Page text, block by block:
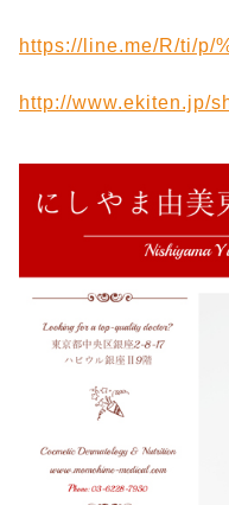
https://line.me/R/ti/p/
http://www.ekiten.jp/